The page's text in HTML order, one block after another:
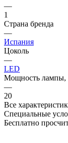
—
1
Страна бренда
—
Испания
Цоколь
—
LED
Мощность лампы,
—
20
Все
Специальные
Бесплатно